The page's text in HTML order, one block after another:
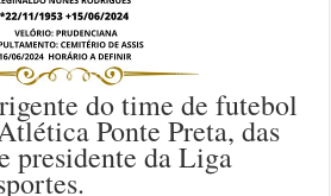
do time de futebol
Ponte Preta, das
presidente da Liga